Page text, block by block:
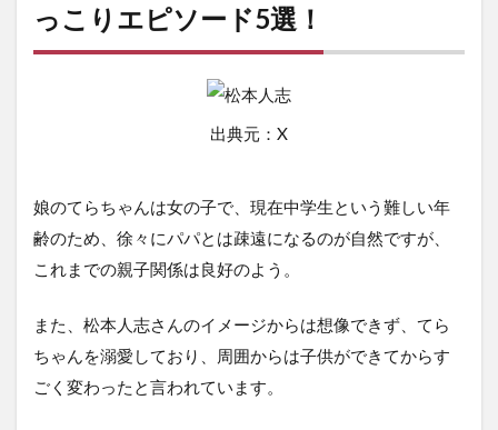
っこりエピソード5選！
出典元：X
娘のてらちゃんは女の子で、現在中学生という難しい年
齢のため、徐々にパパとは疎遠になるのが自然ですが、
これまでの親子関係は良好のよう。
また、松本人志さんのイメージからは想像できず、てら
ちゃんを溺愛しており、周囲からは子供ができてからす
ごく変わったと言われています。